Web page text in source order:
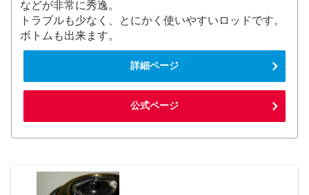
などが非常に秀逸。
トラブルも少なく、とにかく使いやすいロッドです。
ボトムも出来ます。
詳細ページ
公式ページ